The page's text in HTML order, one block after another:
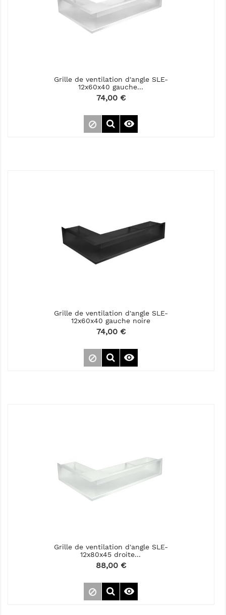
Grille de ventilation d'angle SLE-
12x60x40 gauche...
Prix
74,00 €

Grille de ventilation d'angle SLE-
12x60x40 gauche noire
Prix
74,00 €

Grille de ventilation d'angle SLE-
12x80x45 droite...
Prix
88,00 €
